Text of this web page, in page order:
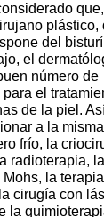
plástico,
del
el
número de
el
de la piel.
a la
frío, la
radioterapia,
la terapia
cirugía con
la